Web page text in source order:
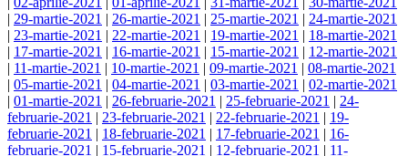
| 29-martie-2021 | 26-martie-2021 | 25-martie-2021 | 24-martie-2021
| 23-martie-2021 | 22-martie-2021 | 19-martie-2021 | 18-martie-2021
| 17-martie-2021 | 16-martie-2021 | 15-martie-2021 | 12-martie-2021
| 11-martie-2021 | 10-martie-2021 | 09-martie-2021 | 08-martie-2021
| 05-martie-2021 | 04-martie-2021 | 03-martie-2021 | 02-martie-2021
| 01-martie-2021 | 26-februarie-2021 | 25-februarie-2021 | 24-
februarie-2021 | 23-februarie-2021 | 22-februarie-2021 | 19-
februarie-2021 | 18-februarie-2021 | 17-februarie-2021 | 16-
februarie-2021 | 15-februarie-2021 | 12-februarie-2021 | 11-